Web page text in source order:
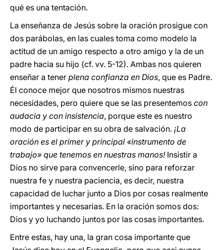
qué es una tentación.
La enseñanza de Jesús sobre la oración prosigue con
dos parábolas, en las cuales toma como modelo la
actitud de un amigo respecto a otro amigo y la de un
padre hacia su hijo (cf. vv. 5-12). Ambas nos quieren
enseñar a tener plena confianza en Dios, que es Padre.
Él conoce mejor que nosotros mismos nuestras
necesidades, pero quiere que se las presentemos con
audacia y con insistencia, porque este es nuestro
modo de participar en su obra de salvación. ¡La
oración es el primer y principal «instrumento de
trabajo» que tenemos en nuestras manos!Insistir a
Dios no sirve para convencerle, sino para reforzar
nuestra fe y nuestra paciencia, es decir, nuestra
capacidad de luchar junto a Dios por cosas realmente
importantes y necesarias. En la oración somos dos:
Dios y yo luchando juntos por las cosas importantes.
Entre estas, hay una, la gran cosa importante que